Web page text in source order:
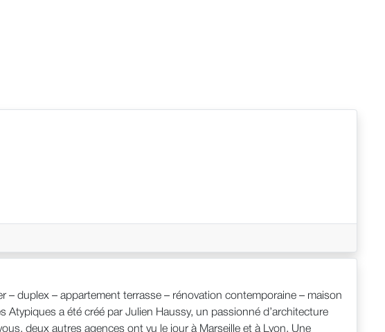
– duplex – appartement terrasse – rénovation contemporaine – maison
Atypiques a été créé par Julien Haussy, un passionné d’architecture
deux autres agences ont vu le jour à Marseille et à Lyon. Une